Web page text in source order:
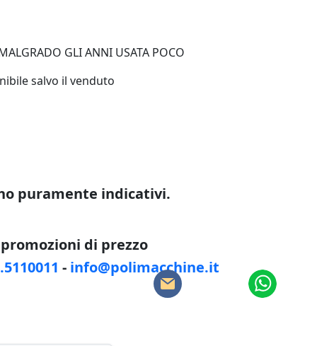
GLI ANNI USATA POCO
salvo il venduto
puramente indicativi.
di prezzo
- info@polimacchine.it